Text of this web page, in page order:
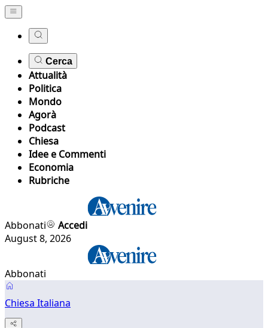
Cerca
Attualità
Politica
Mondo
Agorà
Podcast
Chiesa
Idee e Commenti
Economia
Rubriche
Abbonati
Accedi
August 8, 2026
Abbonati
Chiesa Italiana